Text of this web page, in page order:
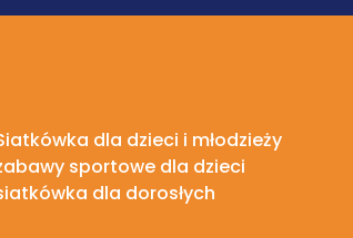
dla dzieci i młodzieży
sportowe dla dzieci
dla dorosłych